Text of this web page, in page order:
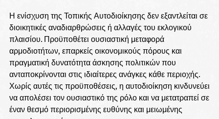
Η ενίσχυση της Τοπικής Αυτοδιοίκησης δεν εξαντλείται σε
διοικητικές αναδιαρθρώσεις ή αλλαγές του εκλογικού
πλαισίου. Προϋποθέτει ουσιαστική μεταφορά
αρμοδιοτήτων, επαρκείς οικονομικούς πόρους και
πραγματική δυνατότητα άσκησης πολιτικών που
ανταποκρίνονται στις ιδιαίτερες ανάγκες κάθε περιοχής.
Χωρίς αυτές τις προϋποθέσεις, η αυτοδιοίκηση κινδυνεύει
να απολέσει τον ουσιαστικό της ρόλο και να μετατραπεί σε
έναν θεσμό περιορισμένης ευθύνης και μειωμένης